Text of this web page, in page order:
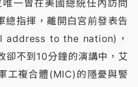
一曾在美國總統任內訪問
總指揮，離開白宮前發表告
address to the nation)，
卻不到10分鐘的演講中，艾
工複合體(MIC)的隱憂與警